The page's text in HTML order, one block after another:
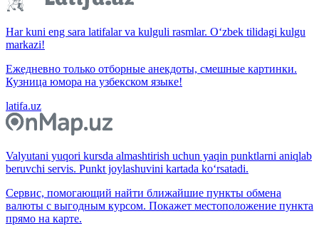
Har kuni eng sara latifalar va kulguli rasmlar. O‘zbek tilidagi kulgu
markazi!
Ежедневно только отборные анекдоты, смешные картинки.
Кузница юмора на узбекском языке!
latifa.uz
Valyutani yuqori kursda almashtirish uchun yaqin punktlarni aniqlab
beruvchi servis. Punkt joylashuvini kartada ko‘rsatadi.
Сервис, помогающий найти ближайшие пункты обмена
валюты с выгодным курсом. Покажет местоположение пункта
прямо на карте.